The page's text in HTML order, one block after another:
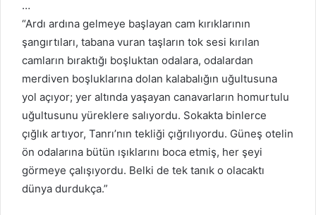
…
“Ardı ardına gelmeye başlayan cam kırıklarının
şangırtıları, tabana vuran taşların tok sesi kırılan
camların bıraktığı boşluktan odalara, odalardan
merdiven boşluklarına dolan kalabalığın uğultusuna
yol açıyor; yer altında yaşayan canavarların homurtulu
uğultusunu yüreklere salıyordu. Sokakta binlerce
çığlık artıyor, Tanrı’nın tekliği çığrılıyordu. Güneş otelin
ön odalarına bütün ışıklarını boca etmiş, her şeyi
görmeye çalışıyordu. Belki de tek tanık o olacaktı
dünya durdukça.”